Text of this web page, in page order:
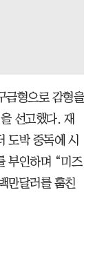
금형으로 감형을
선고했다. 재
도박 중독에 시
부인하며 “미즈
만달러를 훔친